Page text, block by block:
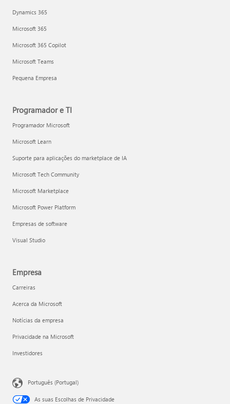
Dynamics 365
Microsoft 365
Microsoft 365 Copilot
Microsoft Teams
Pequena Empresa
Programador e TI
Programador Microsoft
Microsoft Learn
Suporte para aplicações do marketplace de IA
Microsoft Tech Community
Microsoft Marketplace
Microsoft Power Platform
Empresas de software
Visual Studio
Empresa
Carreiras
Acerca da Microsoft
Notícias da empresa
Privacidade na Microsoft
Investidores
Português (Portugal)
As suas Escolhas de Privacidade